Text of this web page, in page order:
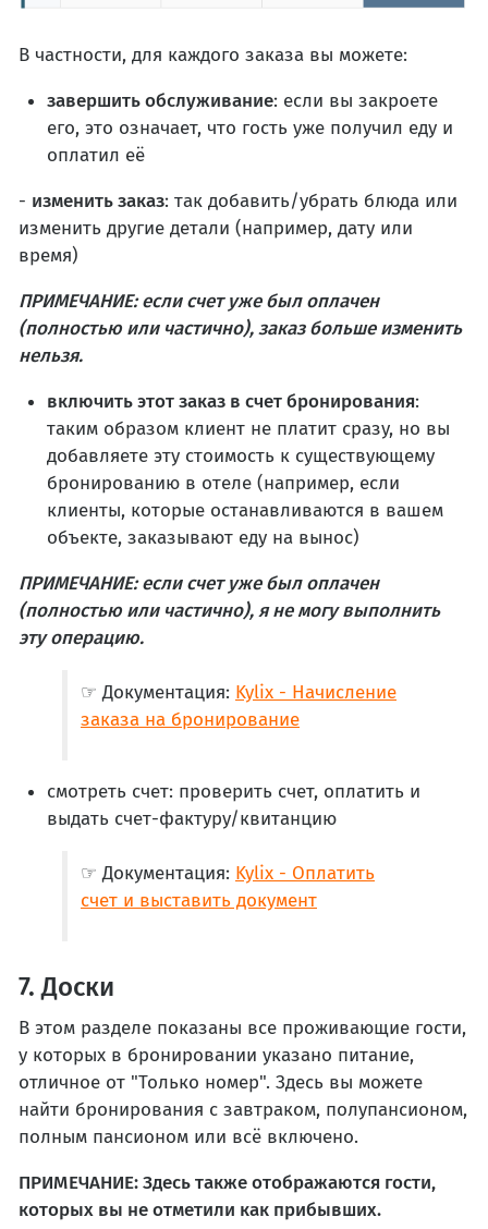
В частности, для каждого заказа вы можете:
завершить обслуживание: если вы закроете
его, это означает, что гость уже получил еду и
оплатил её
- изменить заказ: так добавить/убрать блюда или
изменить другие детали (например, дату или
время)
ПРИМЕЧАНИЕ: если счет уже был оплачен
(полностью или частично), заказ больше изменить
нельзя.
включить этот заказ в счет бронирования:
таким образом клиент не платит сразу, но вы
добавляете эту стоимость к существующему
бронированию в отеле (например, если
клиенты, которые останавливаются в вашем
объекте, заказывают еду на вынос)
ПРИМЕЧАНИЕ: если счет уже был оплачен
(полностью или частично), я не могу выполнить
эту операцию.
☞ Документация: Kylix - Начисление
заказа на бронирование
смотреть счет: проверить счет, оплатить и
выдать счет-фактуру/квитанцию
☞ Документация: Kylix - Оплатить
счет и выставить документ
7. Доски
В этом разделе показаны все проживающие гости,
у которых в бронировании указано питание,
отличное от "Только номер". Здесь вы можете
найти бронирования с завтраком, полупансионом,
полным пансионом или всё включено.
ПРИМЕЧАНИЕ: Здесь также отображаются гости,
которых вы не отметили как прибывших.